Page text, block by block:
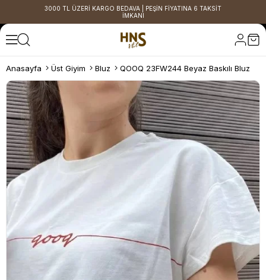
3000 TL ÜZERİ KARGO BEDAVA | PEŞİN FİYATINA 6 TAKSİT
İMKANI
Anasayfa Üst Giyim Bluz QOOQ 23FW244 Beyaz Baskılı Bluz